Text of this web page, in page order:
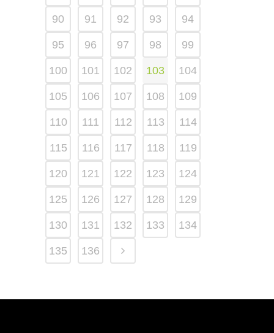
90 91 92 93 94
95 96 97 98 99
100 101 102 103 104
105 106 107 108 109
110 111 112 113 114
115 116 117 118 119
120 121 122 123 124
125 126 127 128 129
130 131 132 133 134
135 136